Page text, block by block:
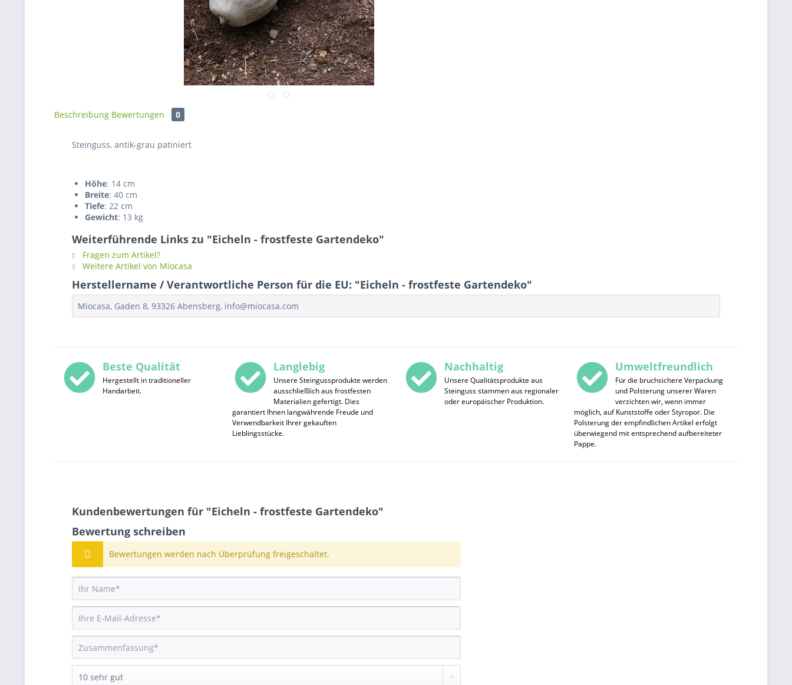
Beschreibung Bewertungen 0
Steinguss, antik-grau patiniert
Höhe: 14 cm
Breite: 40 cm
Tiefe: 22 cm
Gewicht: 13 kg
Weiterführende Links zu "Eicheln - frostfeste Gartendeko"
Fragen zum Artikel?
Weitere Artikel von Miocasa
Herstellername / Verantwortliche Person für die EU: "Eicheln - frostfeste Gartendeko"
Miocasa, Gaden 8, 93326 Abensberg, info@miocasa.com
Beste Qualität
Hergestellt in traditioneller
Handarbeit.
Langlebig
Unsere Steingussprodukte werden
ausschließlich aus frostfesten
Materialien gefertigt. Dies
garantiert Ihnen langwährende Freude und
Verwendbarkeit Ihrer gekauften
Lieblingsstücke.
Nachhaltig
Unsere Qualitätsprodukte aus
Steinguss stammen aus regionaler
oder europäischer Produktion.
Umweltfreundlich
Für die bruchsichere Verpackung
und Polsterung unserer Waren
verzichten wir, wenn immer
möglich, auf Kunststoffe oder Styropor. Die
Polsterung der empfindlichen Artikel erfolgt
überwiegend mit entsprechend aufbereiteter
Pappe.
Kundenbewertungen für "Eicheln - frostfeste Gartendeko"
Bewertung schreiben
Bewertungen werden nach Überprüfung freigeschaltet.